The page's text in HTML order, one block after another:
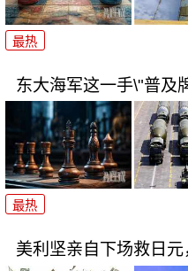
最热
东大海军这一手\"普及
最热
美利坚亲自下场救日